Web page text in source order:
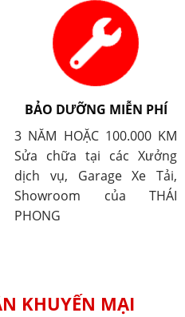
BẢO DƯỠNG MIỄN PHÍ
3 NĂM HOẶC 100.000 KM
Sửa chữa tại các Xưởng
dịch vụ, Garage Xe Tải,
Showroom của THÁI
PHONG
KHUYẾN MẠI